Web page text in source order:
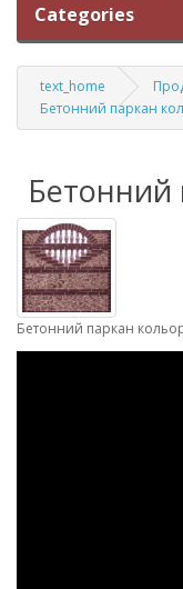
Categories
text_home
Бетонний паркан
Бетонний
Бетонний паркан